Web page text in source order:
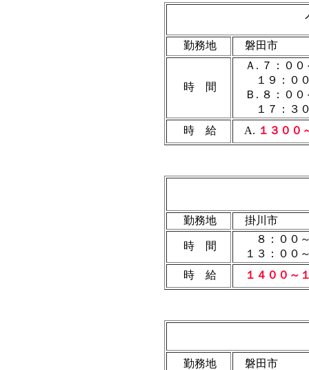
勤務地 磐田市
時 間
Ａ. ７：００
１９：０
Ｂ. ８：００
１７：３
時 給
A. １３００
勤務地 掛川市
時 間
８：００～
１３：００
時 給
１４００～
勤務地 磐田市